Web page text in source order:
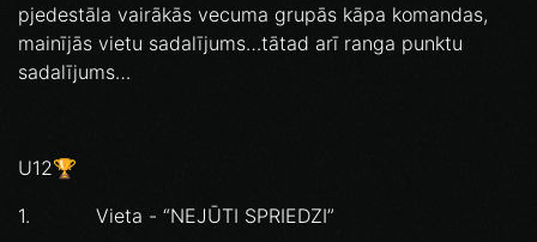
pjedestāla vairākās vecuma grupās kāpa komandas,
mainījās vietu sadalījums…tātad arī ranga punktu
sadalījums…
U12🏆
1. Vieta - “NEJŪTI SPRIEDZI”